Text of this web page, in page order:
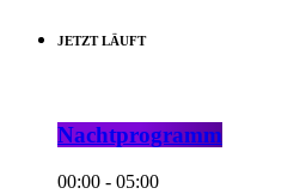
JETZT LÄUFT
Nachtprogramm
00:00 - 05:00